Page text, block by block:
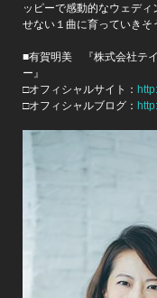
ッピーで感動的なウェデ
せない１曲に育っていきそ
■有賀明美 『株式会社テ
ー』
□オフィシャルサイト：
□オフィシャルブログ：